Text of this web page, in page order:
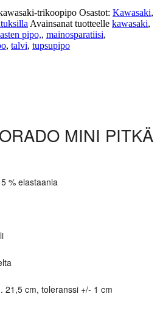
trikoopipo Osastot: Kawasaki,
Avainsanat tuotteelle kawasaki,
pipo,, mainosparatiisi,
, talvi, tupsupipo
MINI PITKÄ
% elastaania
21,5 cm, toleranssi +/- 1 cm